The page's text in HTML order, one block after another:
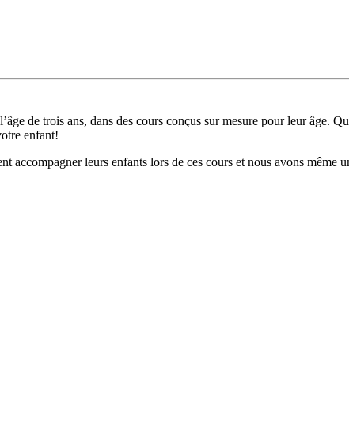
de trois ans, dans des cours conçus sur mesure pour leur âge.
enfant!
accompagner leurs enfants lors de ces cours et nous avons